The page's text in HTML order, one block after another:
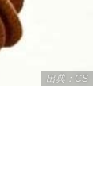
出典：CS